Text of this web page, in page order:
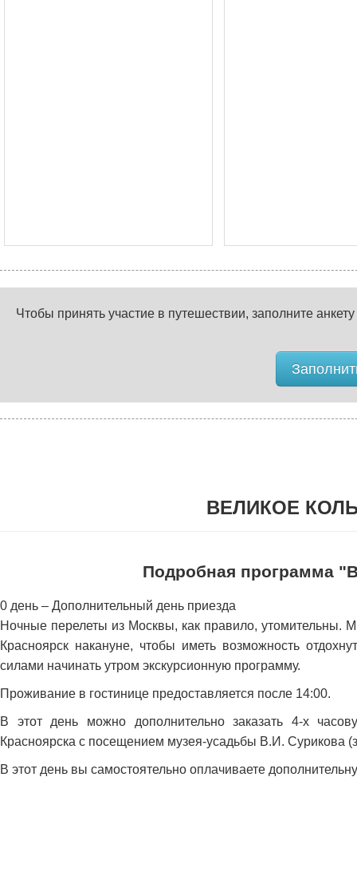
Чтобы принять участие в путешествии, заполните
ВЕЛИКОЕ
Подробная программа
0 день – Дополнительный день приезда
Ночные перелеты из Москвы, как правило, утомительны.
Красноярск накануне, чтобы иметь возможность
силами начинать утром экскурсионную программу.
Проживание в гостинице предоставляется после 14:00.
В этот день можно дополнительно заказать 4-х
Красноярска с посещением музея-усадьбы В.И. Сурикова
В этот день вы самостоятельно оплачиваете